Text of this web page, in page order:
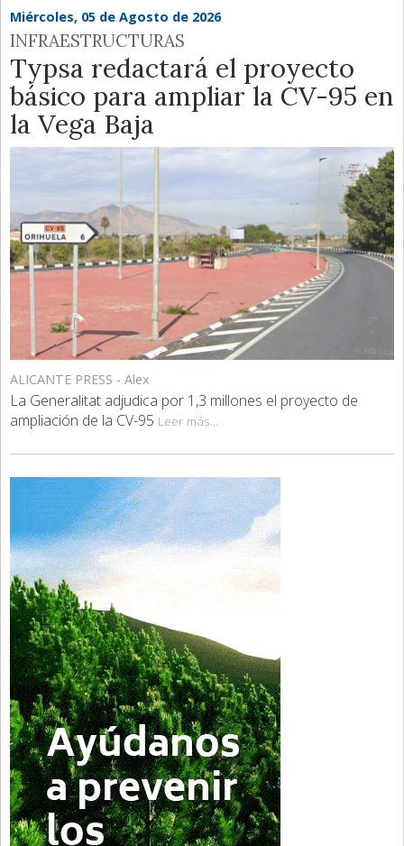
Miércoles, 05 de Agosto de 2026
INFRAESTRUCTURAS
Typsa redactará el proyecto
básico para ampliar la CV-95 en
la Vega Baja
ALICANTE PRESS - Alex
La Generalitat adjudica por 1,3 millones el proyecto de
ampliación de la CV-95 Leer más...